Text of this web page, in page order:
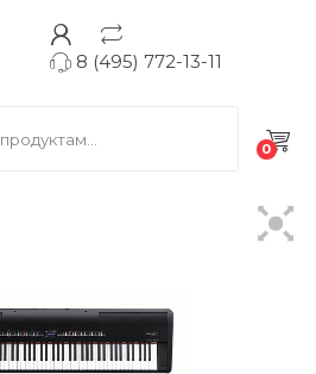
8 (495) 772-13-11
0